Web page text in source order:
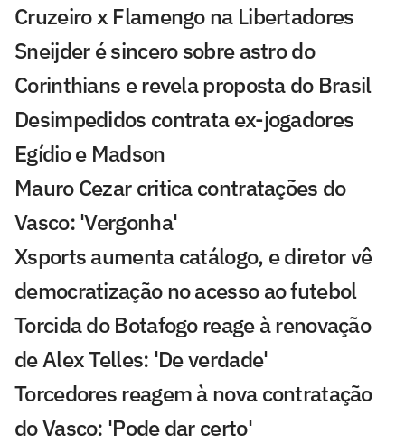
Cruzeiro x Flamengo na Libertadores
Sneijder é sincero sobre astro do
Corinthians e revela proposta do Brasil
Desimpedidos contrata ex-jogadores
Egídio e Madson
Mauro Cezar critica contratações do
Vasco: 'Vergonha'
Xsports aumenta catálogo, e diretor vê
democratização no acesso ao futebol
Torcida do Botafogo reage à renovação
de Alex Telles: 'De verdade'
Torcedores reagem à nova contratação
do Vasco: 'Pode dar certo'